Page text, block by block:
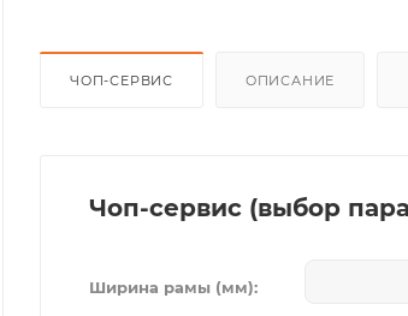
ЧОП-СЕРВИС ОПИСАНИЕ
Чоп-сервис (выбор
Ширина рамы (мм):